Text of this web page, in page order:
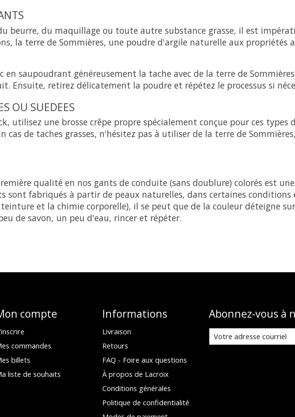
beurre, du maquillage ou toute autre substance grasse, il est
la terre de Sommières, une poudre d'argile naturelle aux propriétés
en saupoudrant généreusement la tache avec de la terre de
Ensuite, retirez délicatement la poudre et répétez le processus si
OU SUEDEES
utilisez une brosse crêpe propre spécialement conçue pour ces types
de taches grasses, n'hésitez pas à utiliser de la terre de
qualité en nos gants de conduite (sans doublure) colorés est
sont fabriqués à partir de peaux naturelles, dans certaines conditions
et la chimie corporelle), il se peut que de la couleur déteigne
de savon, un peu d'eau, rincer et répéter.
compte
commandes
billets
liste de souhaits
Informations
Livraison
Retours
FAQ - Foire aux questions
À propos de Lacroix
Conditions générales
Politique de confidentialité
Abonnez-vous